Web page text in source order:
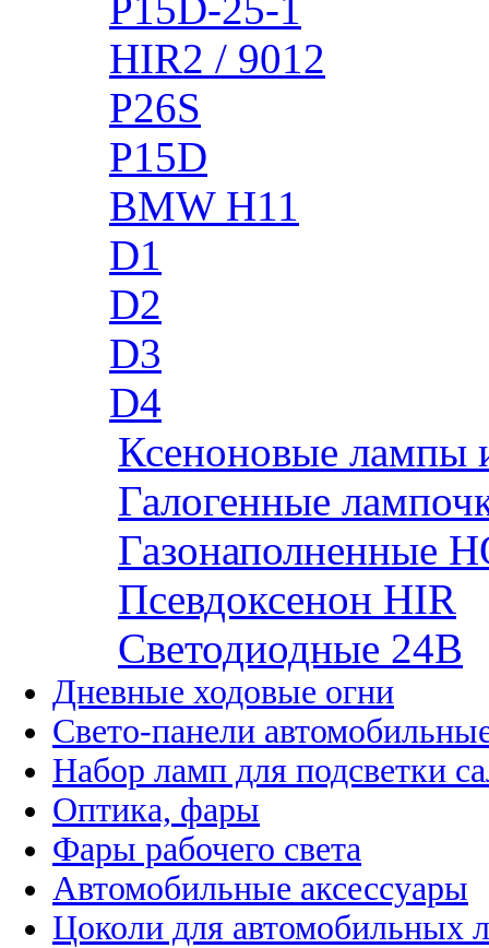
HIR2 / 9012
P26S
P15D
BMW H11
D1
D2
D3
D4
Ксеноновые лампы
Галогенные
Газонаполненные
Псевдоксенон HIR
Cветодиодные 24B
Дневные ходовые огни
Свето-панели
Набор ламп для подсветки
Оптика, фары
Фары рабочего света
Автомобильные аксессуары
Цоколи для автомобильных